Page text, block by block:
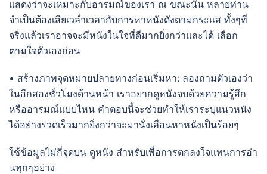
แสดงว่าจะเหมาะกับอารมณ์ของเรา ณ ขณะนั้น หลายท่าน
จำเป็นต้องเสียเวล่ำเวลากับการหาหนังดังตามกระแส ทั้งๆที่
จริงแล้วเราอาจจะมีหนังในใจที่ดีมากยิ่งกว่าและได้ เลือก
ตามใจตัวเองก่อน
• สร้างภาพจุดหมายปลายทางก่อนเริ่มหา: ลองถามตัวเองว่า
ในอีกสองชั่วโมงด้านหน้า เราอยากดูหนังจบด้วยความรู้สึก
หรืออารมณ์แบบไหน คำตอบนี้จะช่วยทำให้เราระบุแนวหนัง
ได้อย่างรวดเร็วมากยิ่งกว่าจะมานั่งเลื่อนหาหนังเป็นร้อยๆ
ใช้ข้อมูลไม่กี่จุดบน ดูหนัง สำหรับเพื่อการตกลงใจแทนการอ่า
นทุกๆอย่าง